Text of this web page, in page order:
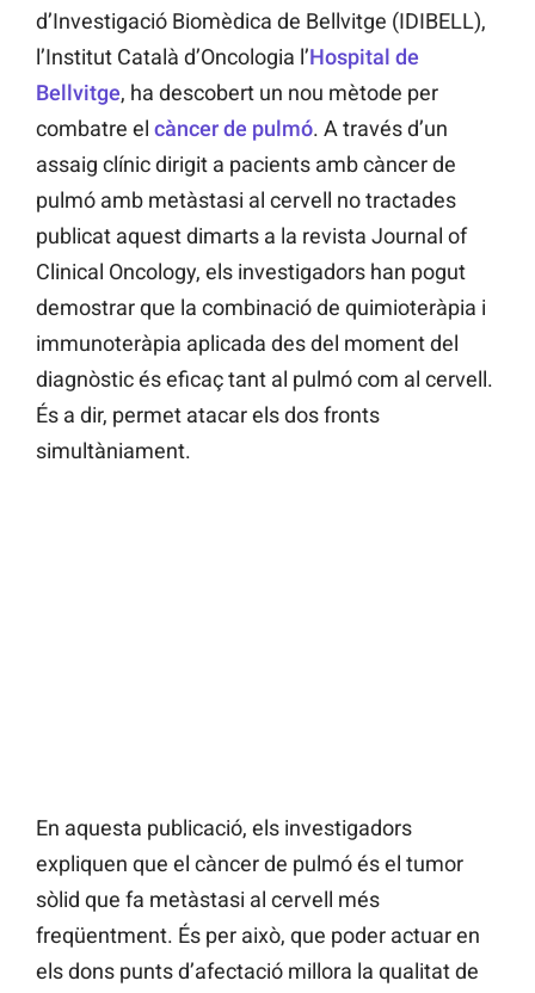
d’Investigació Biomèdica de Bellvitge (IDIBELL),
l’Institut Català d’Oncologia l’Hospital de
Bellvitge, ha descobert un nou mètode per
combatre el càncer de pulmó. A través d’un
assaig clínic dirigit a pacients amb càncer de
pulmó amb metàstasi al cervell no tractades
publicat aquest dimarts a la revista Journal of
Clinical Oncology, els investigadors han pogut
demostrar que la combinació de quimioteràpia i
immunoteràpia aplicada des del moment del
diagnòstic és eficaç tant al pulmó com al cervell.
És a dir, permet atacar els dos fronts
simultàniament.
En aquesta publicació, els investigadors
expliquen que el càncer de pulmó és el tumor
sòlid que fa metàstasi al cervell més
freqüentment. És per això, que poder actuar en
els dons punts d’afectació millora la qualitat de